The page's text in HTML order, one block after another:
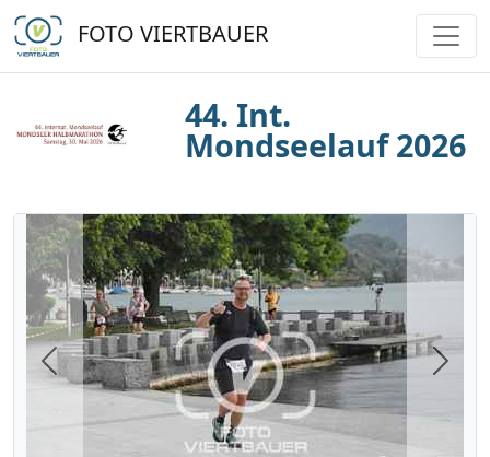
FOTO VIERTBAUER
44. Int.
Mondseelauf 2026
Previous Next